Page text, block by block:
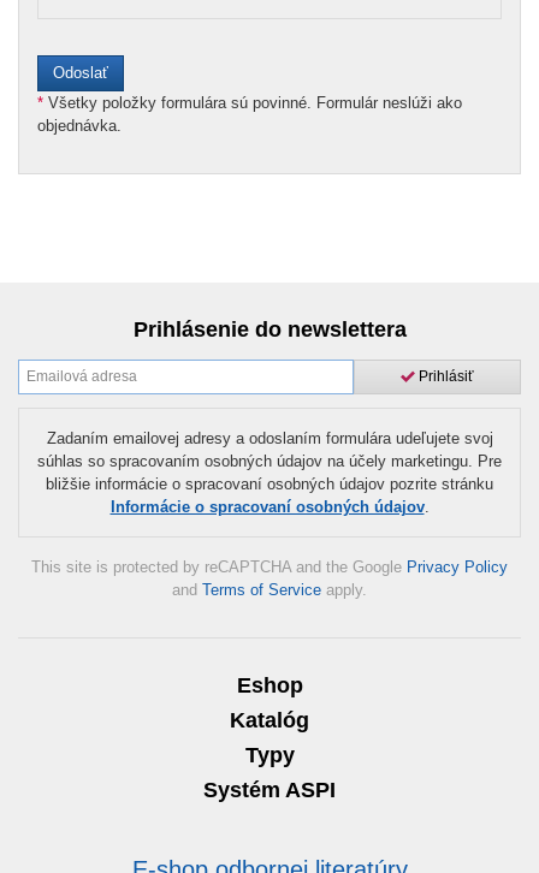
* Všetky položky formulára sú povinné. Formulár neslúži ako
objednávka.
Prihlásenie do newslettera
Prihlásiť
Zadaním emailovej adresy a odoslaním formulára udeľujete svoj
súhlas so spracovaním osobných údajov na účely marketingu. Pre
bližšie informácie o spracovaní osobných údajov pozrite stránku
Informácie o spracovaní osobných údajov.
This site is protected by reCAPTCHA and the Google Privacy Policy
and Terms of Service apply.
Eshop
Katalóg
Typy
Systém ASPI